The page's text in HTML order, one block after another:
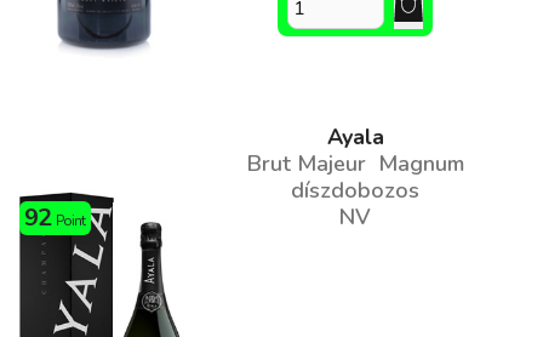
92 Point
Ayala
Brut Majeur Magnum
díszdobozos
NV